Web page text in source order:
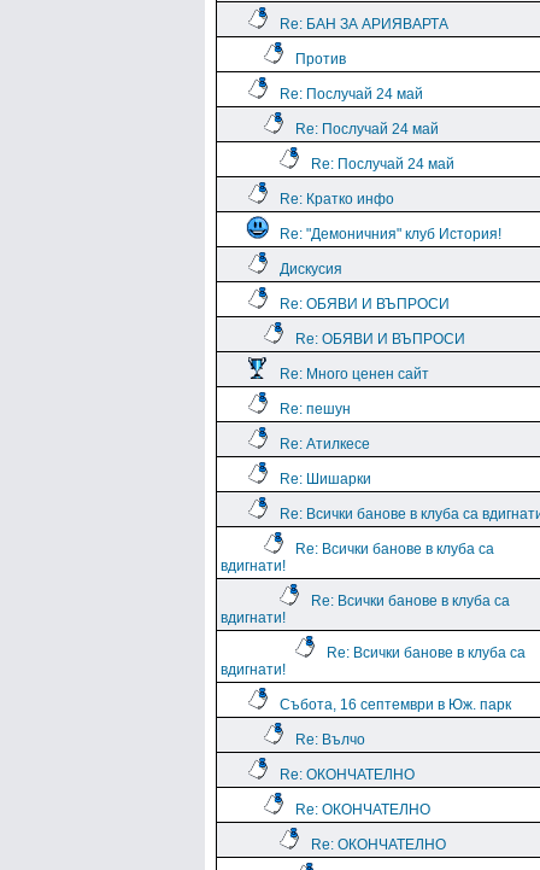
Re: БАН ЗА АРИЯВАРТА
Против
Re: Послучай 24 май
Re: Послучай 24 май
Re: Послучай 24 май
Re: Кратко инфо
Re: "Демоничния" клуб История!
Дискусия
Re: ОБЯВИ И ВЪПРОСИ
Re: ОБЯВИ И ВЪПРОСИ
Re: Много ценен сайт
Re: пешун
Re: Атилкесе
Re: Шишарки
Re: Всички банове в клуба са
Re: Всички банове в клуба са
вдигнати!
Re: Всички банове в клуба са
вдигнати!
Re: Всички банове в клуба са
вдигнати!
Събота, 16 септември в Юж. парк
Re: Вълчо
Re: ОКОНЧАТЕЛНО
Re: ОКОНЧАТЕЛНО
Re: ОКОНЧАТЕЛНО